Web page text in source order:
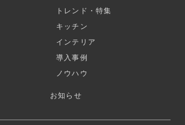
トレンド・特集
キッチン
インテリア
導入事例
ノウハウ
お知らせ